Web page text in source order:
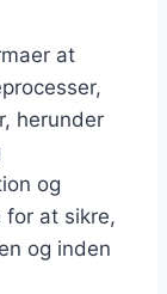
at
herunder
og
for at sikre,
og inden